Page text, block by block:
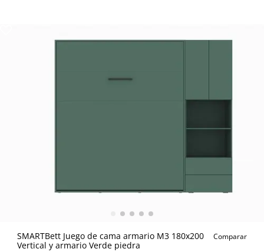
SMARTBett Juego de cama armario M3 180x200
Vertical y armario Verde piedra
Comparar